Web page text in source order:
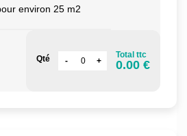
environ 25 m2
Qté Total ttc
0.00 €